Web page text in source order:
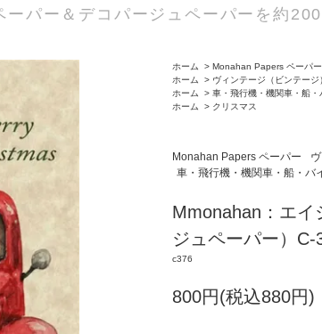
パー＆デコパージュペーパーを約
ホーム > Monahan Papers ペーパー
ホーム
> ヴィンテージ（ビンテージ
ホーム
> 車・飛行機・機関車・船・
ホーム
> クリスマス
Monahan Papers ペーパー
車・飛行機・機関車・船・バ
Mmonahan：エイ
ジュペーパー）C-
c376
800円(税込880円)